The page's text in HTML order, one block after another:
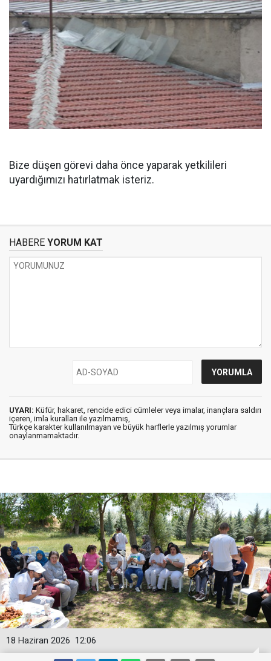
Bize düşen görevi daha önce yaparak yetkilileri
uyardığımızı hatırlatmak isteriz.
HABERE YORUM KAT
UYARI: Küfür, hakaret, rencide edici cümleler veya imalar, inançlara saldırı
içeren, imla kuralları ile yazılmamış,
Türkçe karakter kullanılmayan ve büyük harflerle yazılmış yorumlar
onaylanmamaktadır.
12:06
18 Haziran 2026